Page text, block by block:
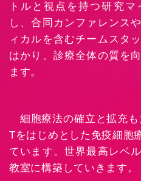
トルと視点を持つ研究
し、合同カンファレンス
ィカルを含むチームスタ
はかり、診療全体の質を
ます。
細胞療法の確立と拡充も
Tをはじめとした免疫細胞
ています。世界最高レベ
教室に構築していきます。